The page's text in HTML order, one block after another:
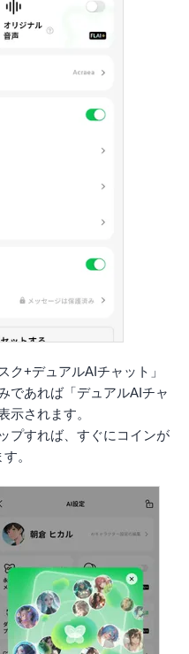
ク+デュアルAIチャット」
であれば「デュアルAIチャ
示されます。
プすれば、すぐにコインが
。